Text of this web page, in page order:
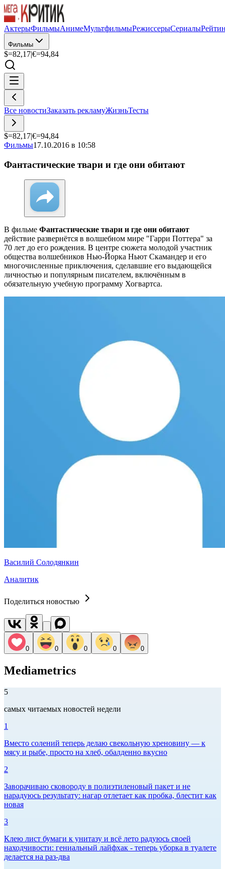
АктерыФильмыАнимеМультфильмыРежиссерыСериалы
Фильмы
$=82,17|€=94,84
Все новостиЗаказать рекламуЖизньТесты
$=82,17|€=94,84
Фильмы17.10.2016 в 10:58
Фантастические твари и где они обитают
В фильме Фантастические твари и где они обитают
действие развернётся в волшебном мире "Гарри Поттера" за
70 лет до его рождения. В центре сюжета молодой участник
общества волшебников Нью-Йорка Ньют Скамандер и его
многочисленные приключения, сделавшие его выдающейся
личностью и популярным писателем, включённым в
обязательную учебную программу Хогвартса.
Василий Солодянкин
Аналитик
Поделиться новостью
0 0 0 0 0
Mediametrics
5
самых читаемых новостей недели
1
Вместо солений теперь делаю свекольную хреновину — к
мясу и рыбе, просто на хлеб, обалденно вкусно
2
Заворачиваю сковороду в полиэтиленовый пакет и не
нарадуюсь результату: нагар отлетает как пробка, блестит как
новая
3
Клею лист бумаги к унитазу и всё лето радуюсь своей
находчивости: гениальный лайфхак - теперь уборка в туалете
делается на раз-два